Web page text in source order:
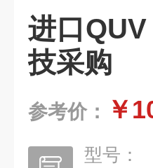
进口
技采购
参考价： ￥
型号：